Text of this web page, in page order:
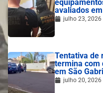
avaliados
julho 23, 2026
Tentativa de
termina com
em São
julho 20, 2026